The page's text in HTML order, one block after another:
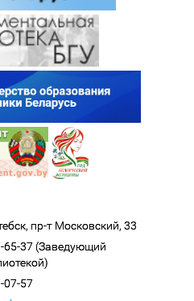
пр-т Московский, 33
65-37 (Заведующий
07-57